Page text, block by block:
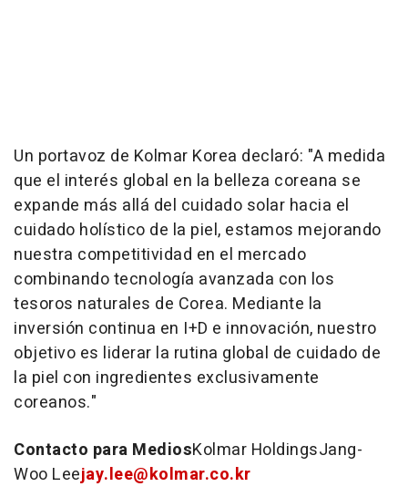
Un portavoz de Kolmar Korea declaró: "A medida
que el interés global en la belleza coreana se
expande más allá del cuidado solar hacia el
cuidado holístico de la piel, estamos mejorando
nuestra competitividad en el mercado
combinando tecnología avanzada con los
tesoros naturales de Corea. Mediante la
inversión continua en I+D e innovación, nuestro
objetivo es liderar la rutina global de cuidado de
la piel con ingredientes exclusivamente
coreanos."
Contacto para MediosKolmar HoldingsJang-
Woo Leejay.lee@kolmar.co.kr